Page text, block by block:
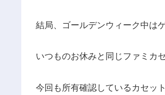
結局、ゴールデンウィーク中は
いつものお休みと同じファミカ
今回も所有確認しているカセッ